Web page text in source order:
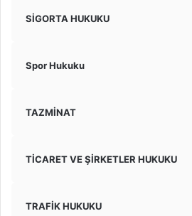
SİGORTA HUKUKU
Spor Hukuku
TAZMİNAT
TİCARET VE ŞİRKETLER HUKUKU
TRAFİK HUKUKU